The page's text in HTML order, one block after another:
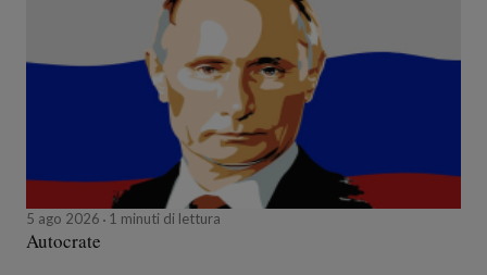
5 ago 2026 1 minuti di lettura
Autocrate